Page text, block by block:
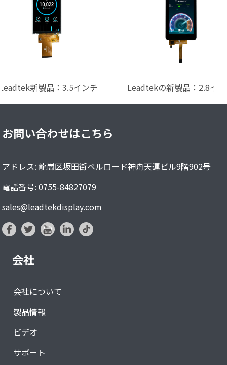
新製品：3.5インチ
Leadtekの新製品：2.8イ
お問い合わせはこちら
アドレス: 龍崗区坂田街ベルロード神舟天運ビル9階902号
電話番号: 0755-84827079
sales@leadtekdisplay.com
会社
会社について
製品情報
ビデオ
サポート